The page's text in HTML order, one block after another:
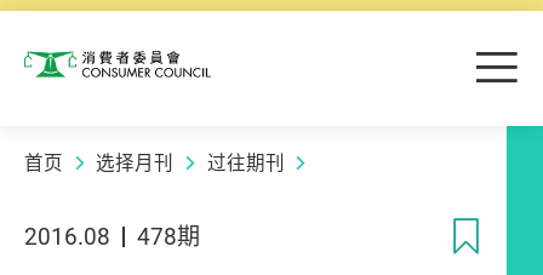
消费者委员会 目
首页 选择月刊 过往期刊
2016.08 478期